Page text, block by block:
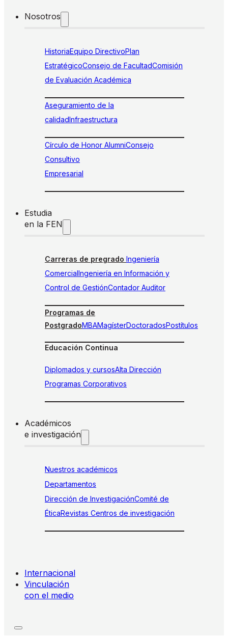
Nosotros
HistoriaEquipo DirectivoPlan
EstratégicoConsejo de FacultadComisión
de Evaluación Académica
Aseguramiento de la
calidadInfraestructura
Círculo de Honor AlumniConsejo
Consultivo
Empresarial
Estudia
en la FEN
Carreras de pregrado Ingeniería
ComercialIngeniería en Información y
Control de GestiónContador Auditor
Programas de
PostgradoMBAMagísterDoctoradosPostítulos
Educación Continua
Diplomados y cursosAlta Dirección
Programas Corporativos
Académicos
e investigación
Nuestros académicos
Departamentos
Dirección de InvestigaciónComité de
ÉticaRevistas Centros de investigación
Internacional
Vinculación
con el medio